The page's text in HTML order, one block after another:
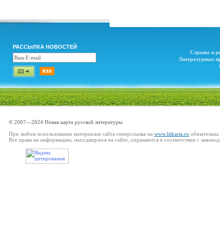
РАССЫЛКА НОВОСТЕЙ
Страны и
Литературные
© 2007—2024 Новая карта русской литературы
При любом использовании материалов сайта гиперссылка на www.litkarta.ru обязательна.
Все права на информацию, находящуюся на сайте, охраняются в соответствии с